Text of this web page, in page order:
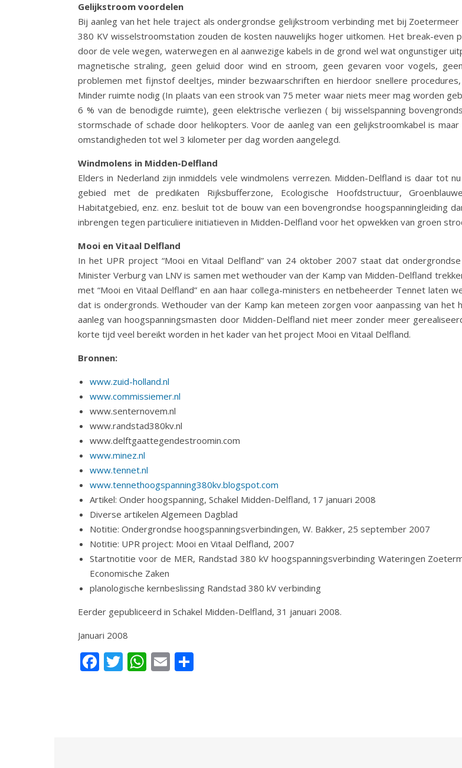
Gelijkstroom voordelen
Bij aanleg van het hele traject als ondergrondse gelijkstroom verbinding met bij
380 KV wisselstroomstation zouden de kosten nauwelijks hoger uitkomen. Het break-
door de vele wegen, waterwegen en al aanwezige kabels in de grond wel wat ongunstiger
magnetische straling, geen geluid door wind en stroom, geen gevaren voor vogels,
problemen met fijnstof deeltjes, minder bezwaarschriften en hierdoor snellere
Minder ruimte nodig (In plaats van een strook van 75 meter waar niets meer mag worden
6 % van de benodigde ruimte), geen elektrische verliezen ( bij wisselspanning
stormschade of schade door helikopters. Voor de aanleg van een gelijkstroomkabel is
omstandigheden tot wel 3 kilometer per dag worden aangelegd.
Windmolens in Midden-Delfland
Elders in Nederland zijn inmiddels vele windmolens verrezen. Midden-Delfland is daar tot
gebied met de predikaten Rijksbufferzone, Ecologische Hoofdstructuur,
Habitatgebied, enz. enz. besluit tot de bouw van een bovengrondse hoogspanningleiding
inbrengen tegen particuliere initiatieven in Midden-Delfland voor het opwekken van groen
Mooi en Vitaal Delfland
In het UPR project “Mooi en Vitaal Delfland” van 24 oktober 2007 staat dat
Minister Verburg van LNV is samen met wethouder van der Kamp van Midden-Delfland
met “Mooi en Vitaal Delfland” en aan haar collega-ministers en netbeheerder Tennet laten
dat is ondergronds. Wethouder van der Kamp kan meteen zorgen voor aanpassing van
aanleg van hoogspanningsmasten door Midden-Delfland niet meer zonder meer
korte tijd veel bereikt worden in het kader van het project Mooi en Vitaal Delfland.
Bronnen:
www.zuid-holland.nl
www.commissiemer.nl
www.senternovem.nl
www.randstad380kv.nl
www.delftgaattegendestroomin.com
www.minez.nl
www.tennet.nl
www.tennethoogspanning380kv.blogspot.com
Artikel: Onder hoogspanning, Schakel Midden-Delfland, 17 januari 2008
Diverse artikelen Algemeen Dagblad
Notitie: Ondergrondse hoogspanningsverbindingen, W. Bakker, 25 september 2007
Notitie: UPR project: Mooi en Vitaal Delfland, 2007
Startnotitie voor de MER, Randstad 380 kV hoogspanningsverbinding Wateringen
Economische Zaken
planologische kernbeslissing Randstad 380 kV verbinding
Eerder gepubliceerd in Schakel Midden-Delfland, 31 januari 2008.
Januari 2008
Facebook
Twitter
WhatsApp
Email